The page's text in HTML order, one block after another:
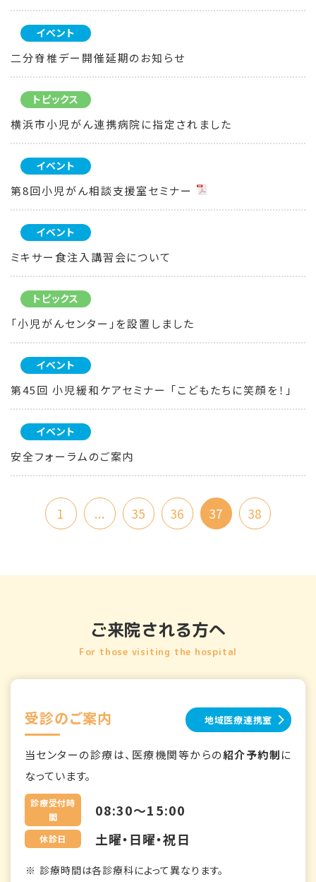
イベント
二分脊椎デー開催延期のお知らせ
トピックス
横浜市小児がん連携病院に指定されました
イベント
第8回小児がん相談支援室セミナー
イベント
ミキサー食注入講習会について
トピックス
「小児がんセンター」を設置しました
イベント
第45回 小児緩和ケアセミナー 「こどもたちに笑顔を！」
イベント
安全フォーラムのご案内
1 ... 35 36 37 38
ご来院される方へ
For those visiting the hospital
受診のご案内 地域医療連携室
当センターの診療は、医療機関等からの紹介予約制に
なっています。
診療受付時
間
08:30～15:00
休診日 土曜・日曜・祝日
診療時間は各診療科によって異なります。